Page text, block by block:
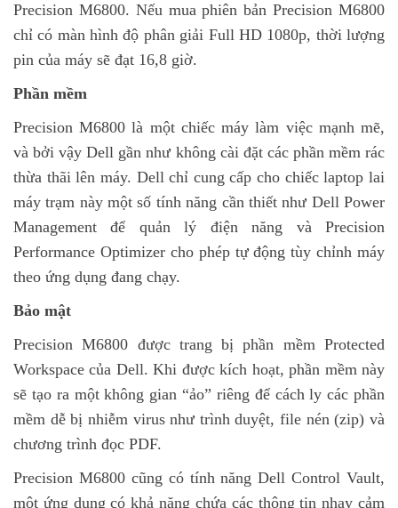
Precision M6800. Nếu mua phiên bản Precision M6800
chỉ có màn hình độ phân giải Full HD 1080p, thời lượng
pin của máy sẽ đạt 16,8 giờ.
Phần mềm
Precision M6800 là một chiếc máy làm việc mạnh mẽ,
và bởi vậy Dell gần như không cài đặt các phần mềm rác
thừa thãi lên máy. Dell chỉ cung cấp cho chiếc laptop lai
máy trạm này một số tính năng cần thiết như Dell Power
Management để quản lý điện năng và Precision
Performance Optimizer cho phép tự động tùy chỉnh máy
theo ứng dụng đang chạy.
Bảo mật
Precision M6800 được trang bị phần mềm Protected
Workspace của Dell. Khi được kích hoạt, phần mềm này
sẽ tạo ra một không gian “ảo” riêng để cách ly các phần
mềm dễ bị nhiễm virus như trình duyệt, file nén (zip) và
chương trình đọc PDF.
Precision M6800 cũng có tính năng Dell Control Vault,
một ứng dụng có khả năng chứa các thông tin nhạy cảm